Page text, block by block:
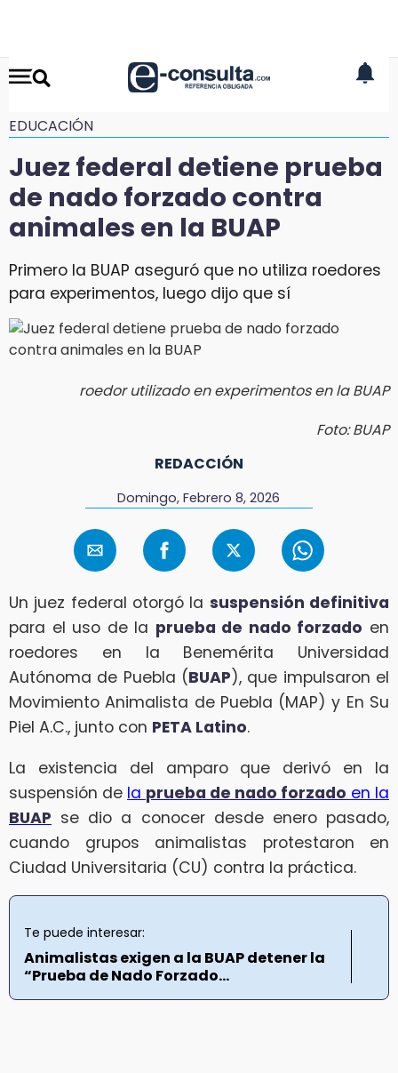
EDUCACIÓN
Juez federal detiene prueba
de nado forzado contra
animales en la BUAP
Primero la BUAP aseguró que no utiliza roedores
para experimentos, luego dijo que sí
roedor utilizado en experimentos en la BUAP
Foto: BUAP
REDACCIÓN
Domingo, Febrero 8, 2026
Un juez federal otorgó la suspensión definitiva
para el uso de la prueba de nado forzado en
roedores en la Benemérita Universidad
Autónoma de Puebla (BUAP), que impulsaron el
Movimiento Animalista de Puebla (MAP) y En Su
Piel A.C., junto con PETA Latino.
La existencia del amparo que derivó en la
suspensión de la prueba de nado forzado en la
BUAP se dio a conocer desde enero pasado,
cuando grupos animalistas protestaron en
Ciudad Universitaria (CU) contra la práctica.
Te puede interesar:
Animalistas exigen a la BUAP detener la
“Prueba de Nado Forzado...